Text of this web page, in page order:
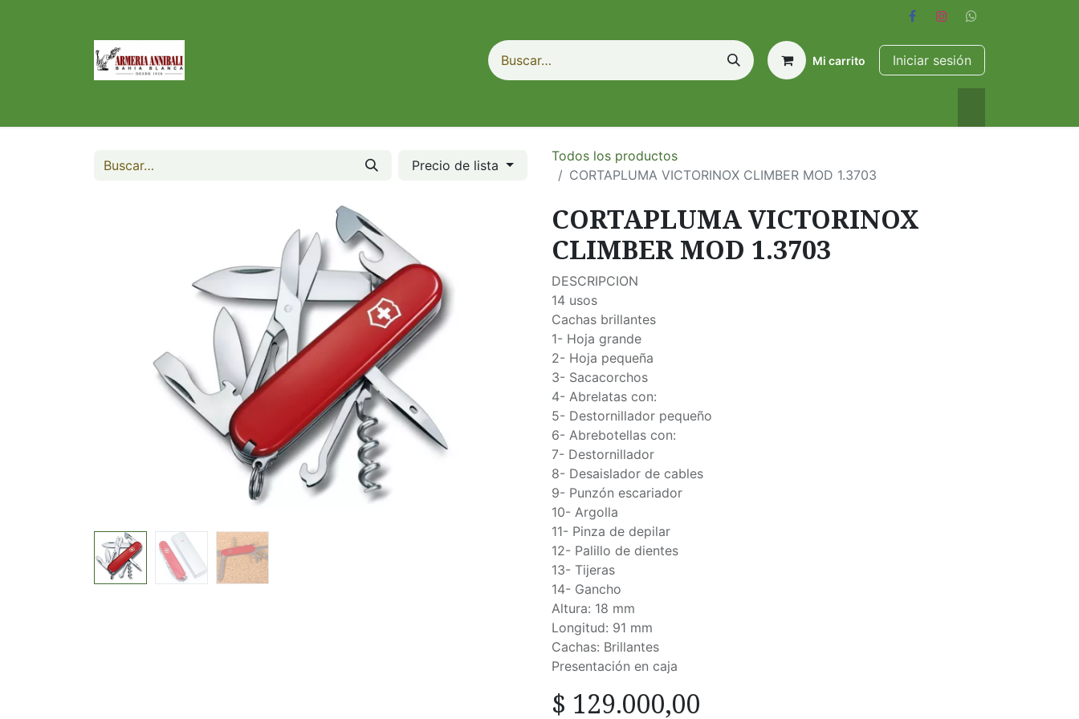
Mi carrito Iniciar sesión
Precio de lista
Todos los productos
CORTAPLUMA VICTORINOX CLIMBER MOD 1.3703
CORTAPLUMA VICTORINOX
CLIMBER MOD 1.3703
DESCRIPCION
14 usos
Cachas brillantes
1- Hoja grande
2- Hoja pequeña
3- Sacacorchos
4- Abrelatas con:
5- Destornillador pequeño
6- Abrebotellas con:
7- Destornillador
8- Desaislador de cables
9- Punzón escariador
10- Argolla
11- Pinza de depilar
12- Palillo de dientes
13- Tijeras
14- Gancho
Altura: 18 mm
Longitud: 91 mm
Cachas: Brillantes
Presentación en caja
$ 129.000,00